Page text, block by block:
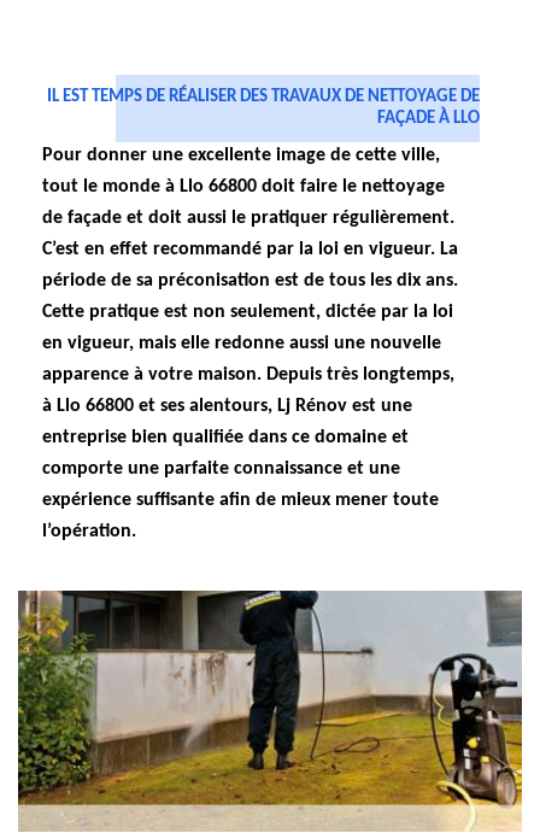
IL EST TEMPS DE RÉALISER DES TRAVAUX DE NETTOYAGE DE
FAÇADE À LLO
Pour donner une excellente image de cette ville,
tout le monde à Llo 66800 doit faire le nettoyage
de façade et doit aussi le pratiquer régulièrement.
C’est en effet recommandé par la loi en vigueur. La
période de sa préconisation est de tous les dix ans.
Cette pratique est non seulement, dictée par la loi
en vigueur, mais elle redonne aussi une nouvelle
apparence à votre maison. Depuis très longtemps,
à Llo 66800 et ses alentours, Lj Rénov est une
entreprise bien qualifiée dans ce domaine et
comporte une parfaite connaissance et une
expérience suffisante afin de mieux mener toute
l’opération.